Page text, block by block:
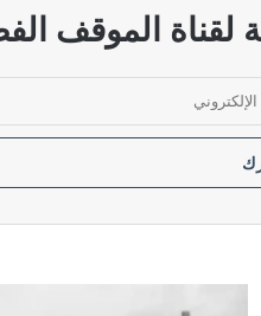
لقناة الموقف